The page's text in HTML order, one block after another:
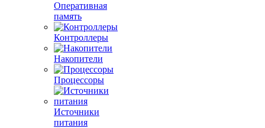
Оперативная
память
Контроллеры
Накопители
Процессоры
Источники
питания